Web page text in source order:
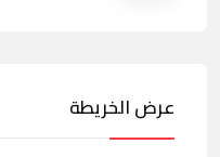
عرض الخريطة